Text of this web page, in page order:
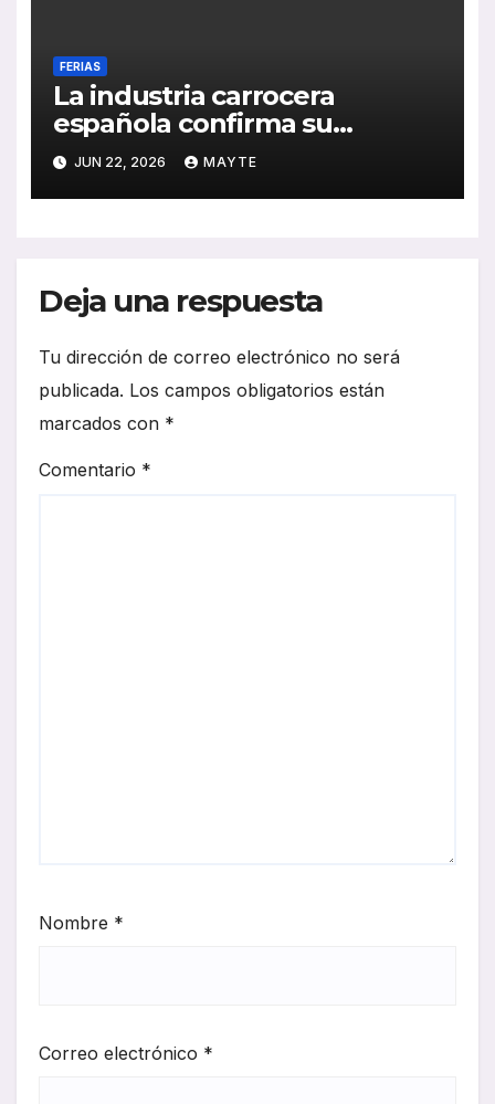
FERIAS
La industria carrocera
española confirma su
presencia en FIAA 2026 a
través de ASCABUS
JUN 22, 2026 MAYTE
Deja una respuesta
Tu dirección de correo electrónico no será
publicada. Los campos obligatorios están
marcados con *
Comentario *
Nombre *
Correo electrónico *